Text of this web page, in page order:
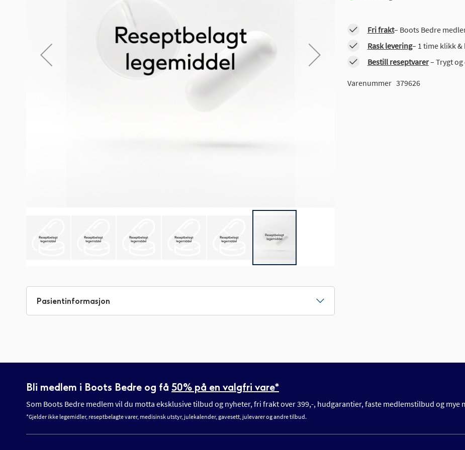
Fri frakt– Boots Bedre
Rask levering– 1 time klikk
Bestill reseptvarer– Trygt
Varenummer 379626
til
begynnelsen
Pasientinformasjon
Bli medlem i Boots Bedre og få 50% på en valgfri vare*
Som Boots Bedre medlem vil du motta eksklusive tilbud og nyheter, fri frakt over 399,-, hudgarantier, faste medlemstilbud og mye
*Gjelder ikke legemidler, reseptbelagte varer, medisinsk utstyr, julekalender, gavesett, julevarer og andre tilbud.